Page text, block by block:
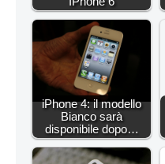
iPhone 4: il modello
Bianco sarà
disponibile dopo…